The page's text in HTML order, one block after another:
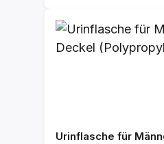
Urinflasche für